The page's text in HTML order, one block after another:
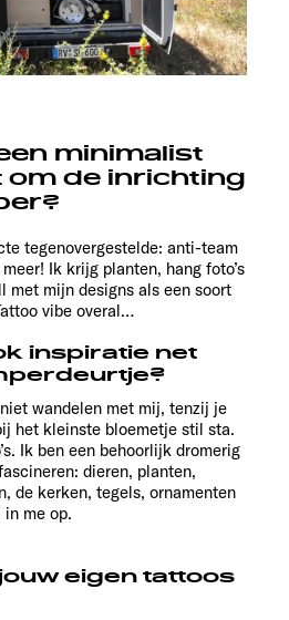
minimalist
om de inrichting
tegenovergestelde: anti-team
Ik krijg planten, hang foto’s
met mijn designs als een soort
vibe overal…
inspiratie net
wandelen met mij, tenzij je
het kleinste bloemetje stil sta.
Ik ben een behoorlijk dromerig
dieren, planten,
de kerken, tegels, ornamenten
me op.
eigen tattoos